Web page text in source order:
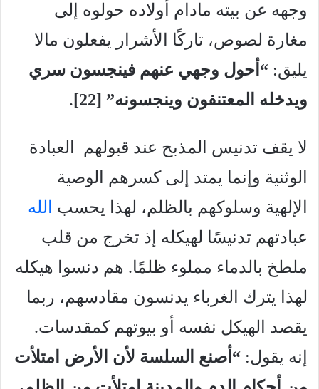
وجهه عن بيته مادام أولاده حولوه إلى
مغارة لصوص، تاركًا الأشرار يفعلون مالا
يليق: “أحول وجهي عنهم فينجسون سري
ويدخله المعتنفون وينجسونه” [22
]
.
لا يقف تدنيس المذبح عند قبولهم العبادة
الوثنية وإنما يمتد إلى كسرهم الوصية
الإلهية وسلوكهم بالظلم، لهذا يحسب
الله
عبادتهم تدنيسًا لهيكله إذ تخرج من قلب
ملطخ بالدماء مملوء ظلمًا. هم دنسوا هيكله
لهذا يترك الغرباء يدنسون مقادسهم، ربما
يقصد الهيكل نفسه أو بيوتهم كمقدسات.
إنه يقول: “أصنع السلسة لأن الأرض امتلأت